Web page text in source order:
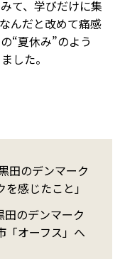
て、学びだけに集
んだと改めて痛感
“夏休み”のよう
した。
田のデンマーク
感じたこと」
のデンマーク
「オーフス」へ